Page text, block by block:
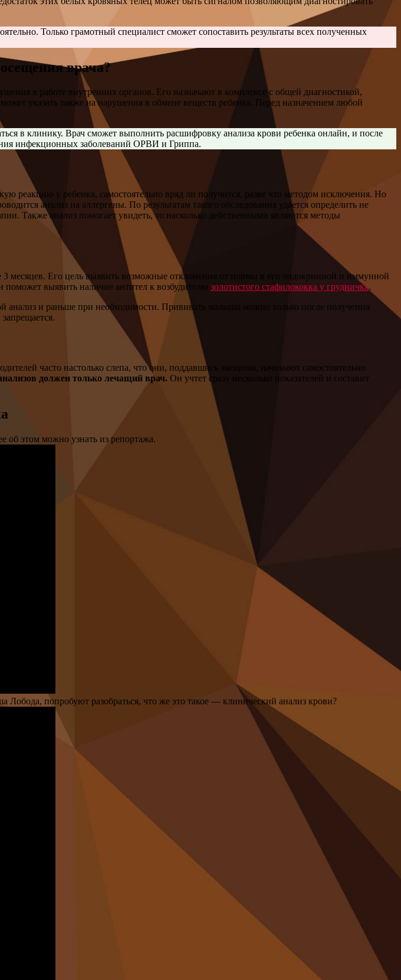
Только грамотный специалист сможет сопоставить результаты всех полученных
врача?
в работе внутренних органов. Его назначают в комплексе с общей диагностикой,
указать также на нарушения в обмене веществ ребенка. Перед назначением любой
в клинику. Врач сможет выполнить расшифровку анализа крови ребенка онлайн, и после
инфекционных заболеваний ОРВИ и Гриппа.
реакцию у ребенка, самостоятельно вряд ли получится, разве что методом исключения. Но
анализ на аллергены. По результатам такого обследования удается определить не
Также анализ помогает увидеть, то насколько действенными являются методы
месяцев. Его цель выявить возможные отклонения от нормы в его эндокринной и иммунной
выявить наличие антител к возбудителю золотистого стафилококка у грудничка.
анализ и раньше при необходимости. Прививать малыша можно только после получения
часто настолько слепа, что они, поддавшись эмоциям, начинают самостоятельно
должен только лечащий врач. Он учтет сразу несколько показателей и составит
об этом можно узнать из репортажа.
попробуют разобраться, что же это такое — клинический анализ крови?